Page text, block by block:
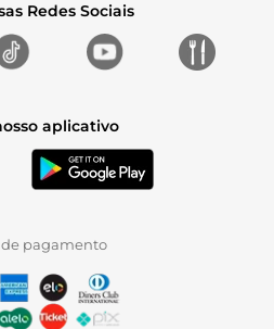
Redes Sociais
aplicativo
de pagamento